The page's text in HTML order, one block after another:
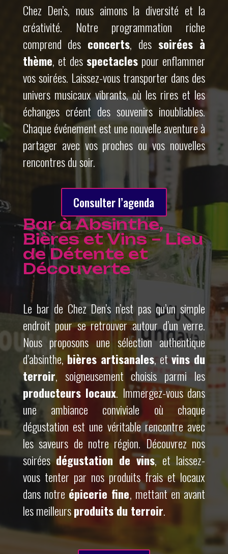
Chez Den’s, nous aimons la diversité et la
créativité. Notre programmation riche
comprend des concerts, des soirées à
thème, et des spectacles pour enflammer
vos soirées. Laissez-vous transporter dans des
univers musicaux vibrants, où les rires et les
échanges créent des souvenirs inoubliables.
Chaque événement est une nouvelle aventure à
partager avec vos proches ou vos nouvelles
rencontres du soir.
Consulter l’agenda
Bar à Absinthe,
Bières et Vins – Lieu
de Détente et
Découverte
Le bar de Chez Den’s n’est pas qu’un simple
endroit pour se retrouver autour d’un verre.
Nous proposons une sélection authentique
d’absinthe,bières artisanales, etvins du
terroir, soigneusement choisis parmi les
producteurs locaux. Immergez-vous dans
une ambiance conviviale où chaque
dégustation est une véritable rencontre avec
les saveurs de notre région. Découvrez nos
soiréesdégustation de vins, et laissez-
vous tenter par nos produits frais et locaux
dans notre épicerie fine, mettant en avant
les meilleursproduits du terroir.